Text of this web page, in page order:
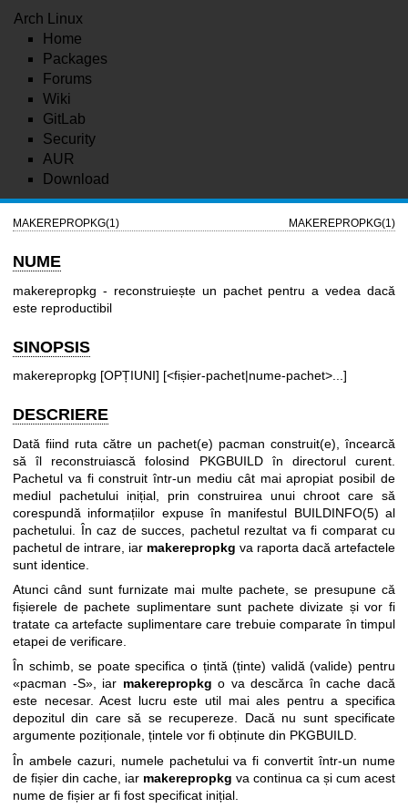
Arch Linux
Home
Packages
Forums
Wiki
GitLab
Security
AUR
Download
MAKEREPROPKG(1) MAKEREPROPKG(1)
NUME
makerepropkg - reconstruiește un pachet pentru a vedea dacă
este reproductibil
SINOPSIS
makerepropkg [OPȚIUNI] [<fișier-pachet|nume-pachet>...]
DESCRIERE
Dată fiind ruta către un pachet(e) pacman construit(e), încearcă
să îl reconstruiască folosind PKGBUILD în directorul curent.
Pachetul va fi construit într-un mediu cât mai apropiat posibil de
mediul pachetului inițial, prin construirea unui chroot care să
corespundă informațiilor expuse în manifestul BUILDINFO(5) al
pachetului. În caz de succes, pachetul rezultat va fi comparat cu
pachetul de intrare, iar makerepropkg va raporta dacă artefactele
sunt identice.
Atunci când sunt furnizate mai multe pachete, se presupune că
fișierele de pachete suplimentare sunt pachete divizate și vor fi
tratate ca artefacte suplimentare care trebuie comparate în timpul
etapei de verificare.
În schimb, se poate specifica o țintă (ținte) validă (valide) pentru
«pacman -S», iar makerepropkg o va descărca în cache dacă
este necesar. Acest lucru este util mai ales pentru a specifica
depozitul din care să se recupereze. Dacă nu sunt specificate
argumente poziționale, țintele vor fi obținute din PKGBUILD.
În ambele cazuri, numele pachetului va fi convertit într-un nume
de fișier din cache, iar makerepropkg va continua ca și cum acest
nume de fișier ar fi fost specificat inițial.